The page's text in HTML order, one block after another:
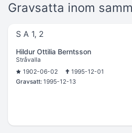
Gravsatta inom
S A 1, 2
Hildur Ottilia Berntsson
Stråvalla
1902-06-02
1995-12-01
Gravsatt: 1995-12-13